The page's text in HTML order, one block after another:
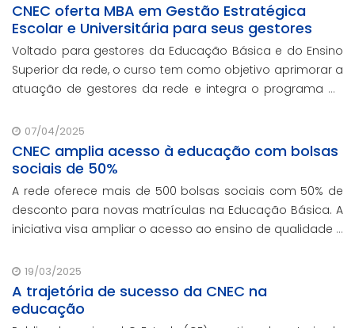
CNEC oferta MBA em Gestão Estratégica
Escolar e Universitária para seus gestores
Voltado para gestores da Educação Básica e do Ensino
Superior da rede, o curso tem como objetivo aprimorar a
atuação de gestores da rede e integra o programa de
contando com o oferecimento gratuito da Re
07/04/2025
CNEC amplia acesso à educação com bolsas
sociais de 50%
A rede oferece mais de 500 bolsas sociais com 50% de
desconto para novas matrículas na Educação Básica. A
iniciativa visa ampliar o acesso ao ensino de qualidade e
19/03/2025
A trajetória de sucesso da CNEC na
educação